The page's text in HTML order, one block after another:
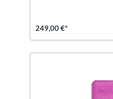
249,00 €*